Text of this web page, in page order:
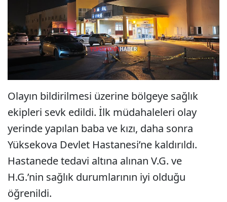
Olayın bildirilmesi üzerine bölgeye sağlık
ekipleri sevk edildi. İlk müdahaleleri olay
yerinde yapılan baba ve kızı, daha sonra
Yüksekova Devlet Hastanesi’ne kaldırıldı.
Hastanede tedavi altına alınan V.G. ve
H.G.’nin sağlık durumlarının iyi olduğu
öğrenildi.